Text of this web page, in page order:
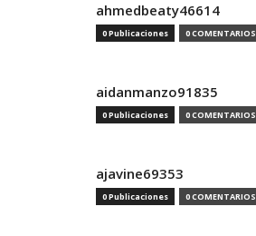
ahmedbeaty46614
0 Publicaciones 0 COMENTARIOS
aidanmanzo91835
0 Publicaciones 0 COMENTARIOS
ajavine69353
0 Publicaciones 0 COMENTARIOS